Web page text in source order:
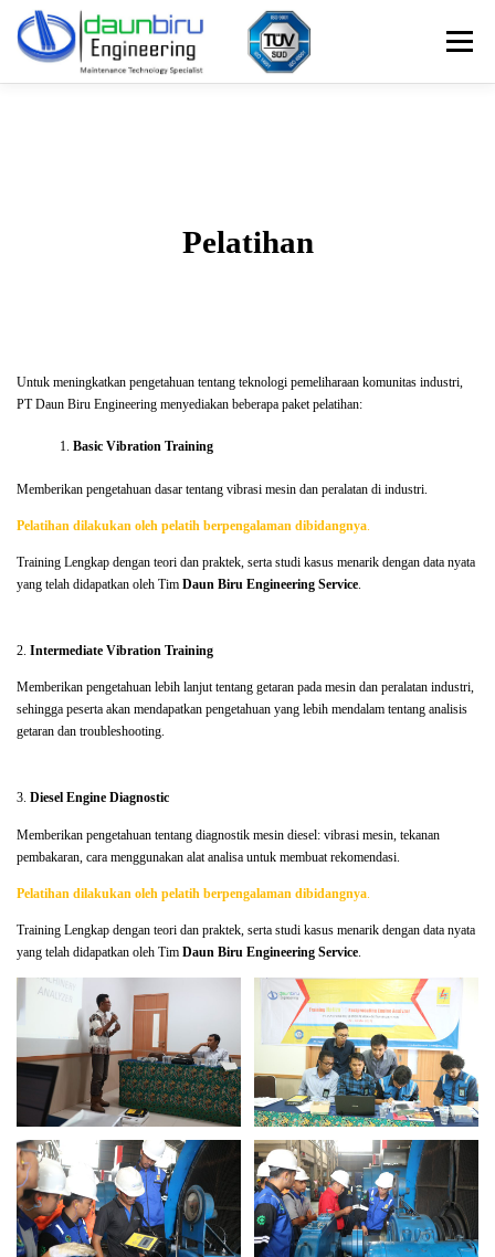
content
Menu
Pelatihan
Untuk meningkatkan pengetahuan tentang teknologi pemeliharaan komunitas industri,
PT Daun Biru Engineering menyediakan beberapa paket pelatihan:
Basic Vibration Training
Memberikan pengetahuan dasar tentang vibrasi mesin dan peralatan di industri.
Pelatihan dilakukan oleh pelatih berpengalaman dibidangnya.
Training Lengkap dengan teori dan praktek, serta studi kasus menarik dengan data nyata
yang telah didapatkan oleh Tim Daun Biru Engineering Service.
2. Intermediate Vibration Training
Memberikan pengetahuan lebih lanjut tentang getaran pada mesin dan peralatan industri,
sehingga peserta akan mendapatkan pengetahuan yang lebih mendalam tentang analisis
getaran dan troubleshooting.
3. Diesel Engine Diagnostic
Memberikan pengetahuan tentang diagnostik mesin diesel: vibrasi mesin, tekanan
pembakaran, cara menggunakan alat analisa untuk membuat rekomendasi.
Pelatihan dilakukan oleh pelatih berpengalaman dibidangnya
Training Lengkap dengan teori dan praktek, serta studi kasus menarik dengan data nyata
yang telah didapatkan oleh Tim Daun Biru Engineering Service